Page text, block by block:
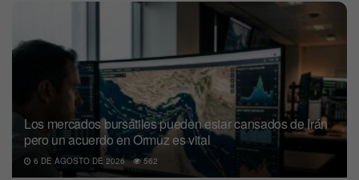
Los mercados bursátiles pueden estar cansados de Irán
pero un acuerdo en Ormuz es vital
6 DE AGOSTO DE 2026 562